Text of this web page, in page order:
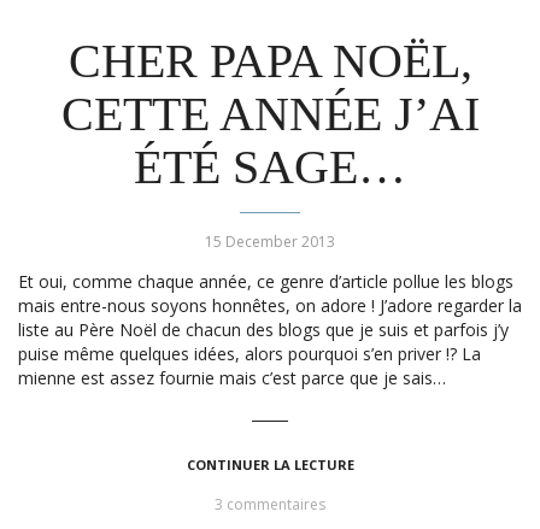
CHER PAPA NOËL,
CETTE ANNÉE J’AI
ÉTÉ SAGE…
15 December 2013
Et oui, comme chaque année, ce genre d’article pollue les blogs
mais entre-nous soyons honnêtes, on adore ! J’adore regarder la
liste au Père Noël de chacun des blogs que je suis et parfois j’y
puise même quelques idées, alors pourquoi s’en priver !? La
mienne est assez fournie mais c’est parce que je sais…
CONTINUER LA LECTURE
3 commentaires